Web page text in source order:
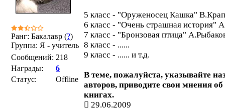
Ранг: Бакалавр (?)
Группа: Я - учитель
Сообщений: 218
Награды:
6
Статус:
Offline
5 класс - "Оруженосец Кашка"
6 класс - "Очень страшная история"
7 класс - "Бронзовая птица"
8 класс - ......
9 класс - ...... и т.д.
В теме, пожалуйста, указывайте
авторов, приводите свои мнения об
книгах.
29.06.2009